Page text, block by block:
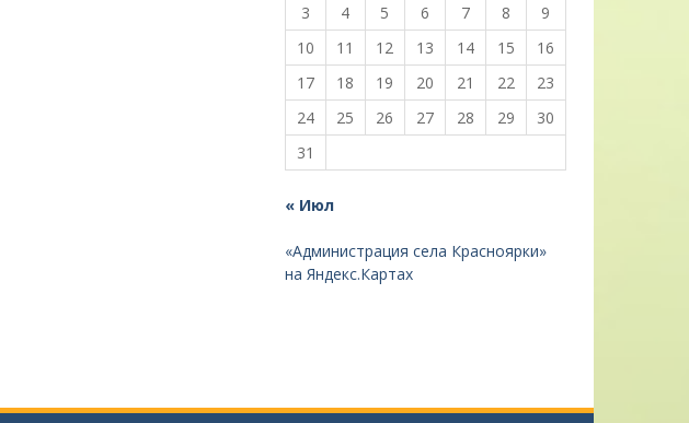
3
4 5 6 7 8
9
10
11 12 13 14 15
16
17
18 19 20 21 22
23
24
25 26 27 28 29
30
31
« Июл
«Администрация села Красноярки»
на Яндекс.Картах